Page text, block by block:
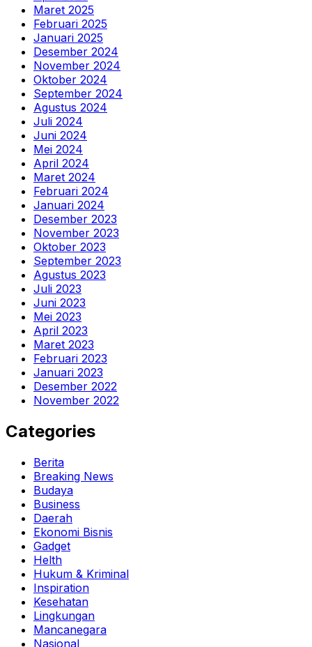
Maret 2025
Februari 2025
Januari 2025
Desember 2024
November 2024
Oktober 2024
September 2024
Agustus 2024
Juli 2024
Juni 2024
Mei 2024
April 2024
Maret 2024
Februari 2024
Januari 2024
Desember 2023
November 2023
Oktober 2023
September 2023
Agustus 2023
Juli 2023
Juni 2023
Mei 2023
April 2023
Maret 2023
Februari 2023
Januari 2023
Desember 2022
November 2022
Categories
Berita
Breaking News
Budaya
Business
Daerah
Ekonomi Bisnis
Gadget
Helth
Hukum & Kriminal
Inspiration
Kesehatan
Lingkungan
Mancanegara
Nasional